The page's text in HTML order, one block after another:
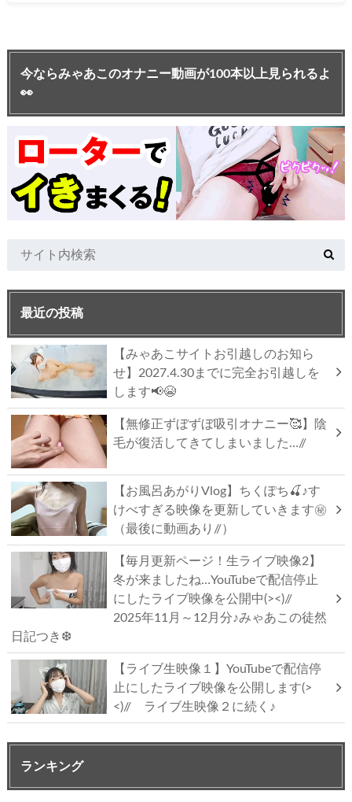
今ならみゃあこのオナニー動画が100本以上見られるよ
👀
最近の投稿
【みゃあこサイトお引越しのお知ら
せ】2027.4.30までに完全お引越しを
します📢😭
【無修正ずぼずぼ吸引オナニー🥰】陰
毛が復活してきてしまいました…//
【お風呂あがりVlog】ちくぽち🍒♪す
けべすぎる映像を更新していきます㊙
（最後に動画あり//）
【毎月更新ページ！生ライブ映像2】
冬が来ましたね…YouTubeで配信停止
にしたライブ映像を公開中(><)//
2025年11月～12月分♪みゃあこの徒然
日記つき❆
【ライブ生映像１】YouTubeで配信停
止にしたライブ映像を公開します(>
<)// ライブ生映像２に続く♪
ランキング